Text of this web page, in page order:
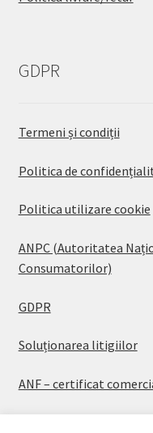
GDPR
Termeni și condiții
Politica de
Politica utilizare cookie
ANPC (Autoritatea
Consumatorilor)
GDPR
Soluționarea litigiilor
ANF – certificat